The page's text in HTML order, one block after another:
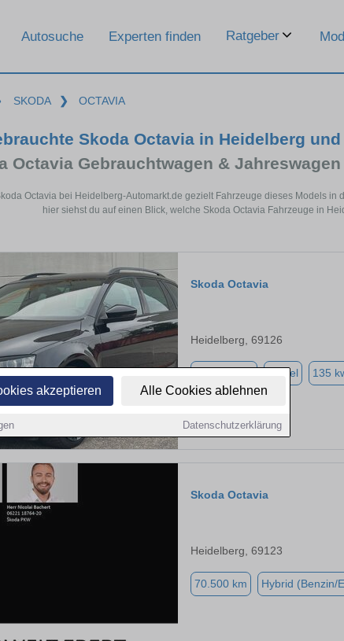
akzeptieren Alle Cookies ablehnen
Datenschutzerklärung
Autosuche Experten finden Ratgeber
SKODA ❯ OCTAVIA
Skoda Octavia in Heidelberg
Octavia Gebrauchtwagen &
Octavia bei Heidelberg-Automarkt.de gezielt Fahrzeuge dieses Models
hier siehst du auf einen Blick, welche Skoda Octavia Fahrzeuge in
Skoda Octavia
Heidelberg, 69126
Diesel 135
Skoda Octavia
Heidelberg, 69123
70.500 km Hybrid (Benzin/